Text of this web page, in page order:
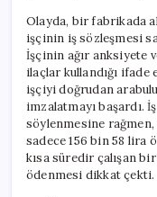
Olayda, bir fabrikada
işçinin iş sözleşmesi
İşçinin ağır anksiyete
ilaçlar kullandığı ifade
işçiyi doğrudan
imzalatmayı başardı.
söylenmesine rağmen,
sadece 156 bin 58 lira
kısa süredir çalışan
ödenmesi dikkat çekti.